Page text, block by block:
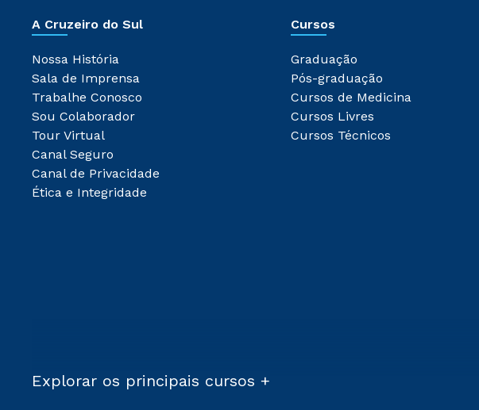
A Cruzeiro do Sul
Nossa História
Sala de Imprensa
Trabalhe Conosco
Sou Colaborador
Tour Virtual
Canal Seguro
Canal de Privacidade
Ética e Integridade
Cursos
Graduação
Pós-graduação
Cursos de Medicina
Cursos Livres
Cursos Técnicos
Explorar os principais cursos +